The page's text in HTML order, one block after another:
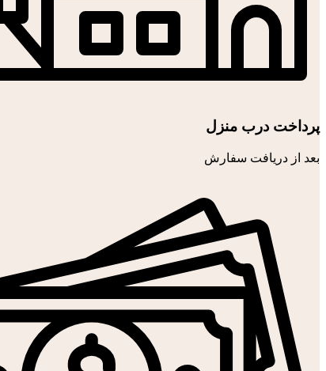
پرداخت درب منزل
بعد از دریافت سفارش